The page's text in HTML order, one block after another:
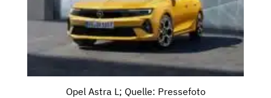
Opel Astra L; Quelle: Pressefoto